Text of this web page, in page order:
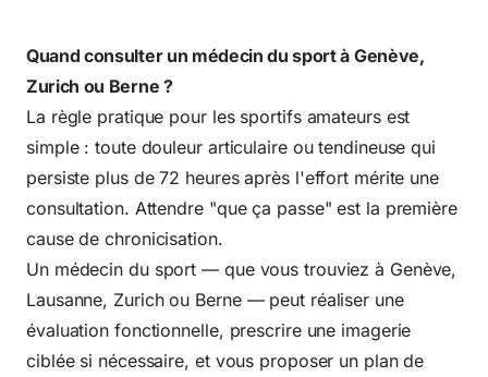
Quand consulter un médecin du sport à Genève,
Zurich ou Berne ?
La règle pratique pour les sportifs amateurs est
simple : toute douleur articulaire ou tendineuse qui
persiste plus de 72 heures après l'effort mérite une
consultation. Attendre "que ça passe" est la première
cause de chronicisation.
Un médecin du sport — que vous trouviez à Genève,
Lausanne, Zurich ou Berne — peut réaliser une
évaluation fonctionnelle, prescrire une imagerie
ciblée si nécessaire, et vous proposer un plan de